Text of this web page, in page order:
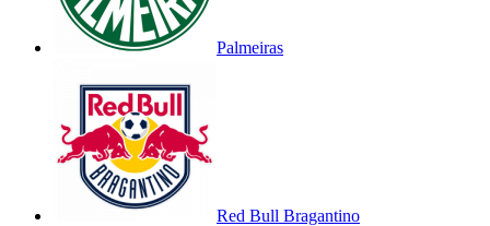
Palmeiras
Red Bull Bragantino